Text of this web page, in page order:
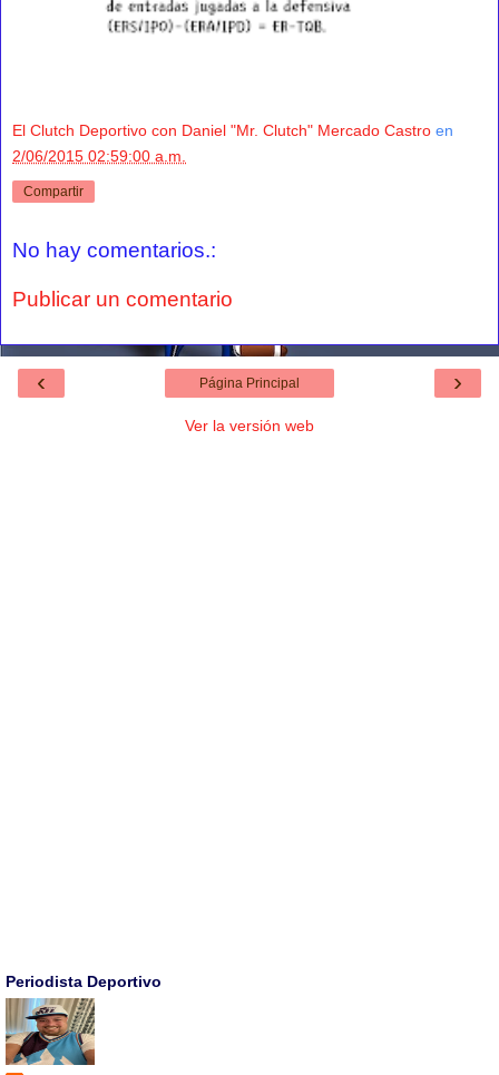
El Clutch Deportivo con Daniel "Mr. Clutch" Mercado Castro en
2/06/2015 02:59:00 a.m.
Compartir
No hay comentarios.:
Publicar un comentario
‹ ›
Página Principal
Ver la versión web
Periodista Deportivo